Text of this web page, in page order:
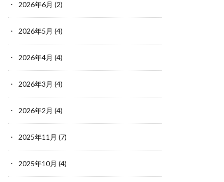
2026年6月 (2)
2026年5月 (4)
2026年4月 (4)
2026年3月 (4)
2026年2月 (4)
2025年11月 (7)
2025年10月 (4)